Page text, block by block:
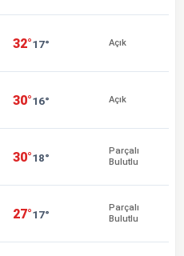
32°17° Açık
30°16° Açık
30°18°
Parçalı
Bulutlu
27°17°
Parçalı
Bulutlu